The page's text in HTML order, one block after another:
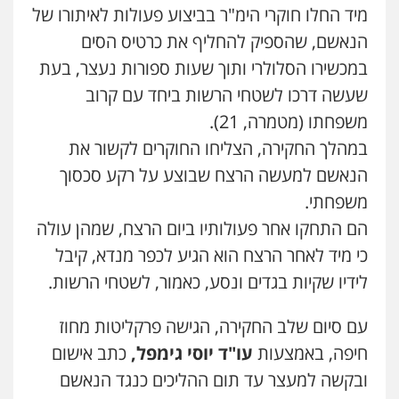
אייל בן שושן, עורך דין פלילי
פלילי מעצרים וחקירות פשיעה חמורה
נוער רישום פלילי
0522763105
עו"ד שלומי שרון
פלילי צבאי מעצרים וחקירות
0547342002
עו"ד אלון קריטי
פלילי כלכלי אלימות סמים מעצרים
0525544654
עו"ד דפנה לביא
משפחה גישור
0507206063
מיד החלו חוקרי הימ"ר בביצוע פעולות לאיתורו של
הנאשם, שהספיק להחליף את כרטיס הסים
במכשירו הסלולרי ותוך שעות ספורות נעצר, בעת
שעשה דרכו לשטחי הרשות ביחד עם קרוב
משפחתו (מטמרה, 21).
במהלך החקירה, הצליחו החוקרים לקשור את
הנאשם למעשה הרצח שבוצע על רקע סכסוך
משפחתי.
הם התחקו אחר פעולותיו ביום הרצח, שמהן עולה
כי מיד לאחר הרצח הוא הגיע לכפר מנדא, קיבל
לידיו שקיות בגדים ונסע, כאמור, לשטחי הרשות.
עם סיום שלב החקירה, הגישה פרקליטות מחוז
חיפה, באמצעות עו"ד יוסי גימפל, כתב אישום
ובקשה למעצר עד תום ההליכים כנגד הנאשם